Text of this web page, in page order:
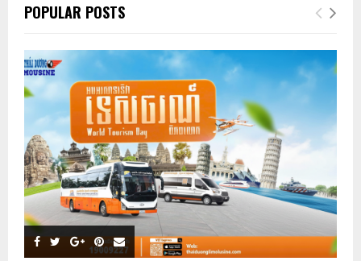
POPULAR POSTS